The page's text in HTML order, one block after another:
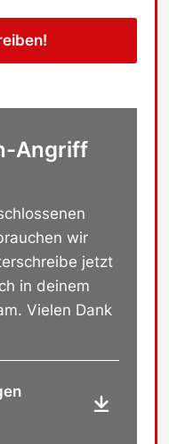
Angriff
wir
jetzt
in deinem
Vielen Dank